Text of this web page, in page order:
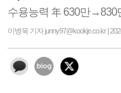
수용능력 年 630만→830
이병욱 기자 junny97@kookje.co.kr |